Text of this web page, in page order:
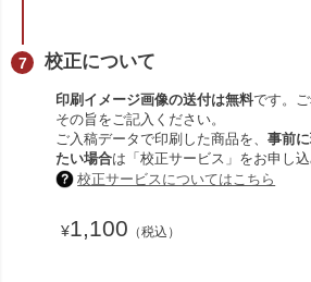
校正について
印刷イメージ画像の送付は無料です。
その旨をご記入ください。
ご入稿データで印刷した商品を、事前
たい場合は「校正サービス」をお申し込
校正サービスについてはこちら
¥1,100 （税込）